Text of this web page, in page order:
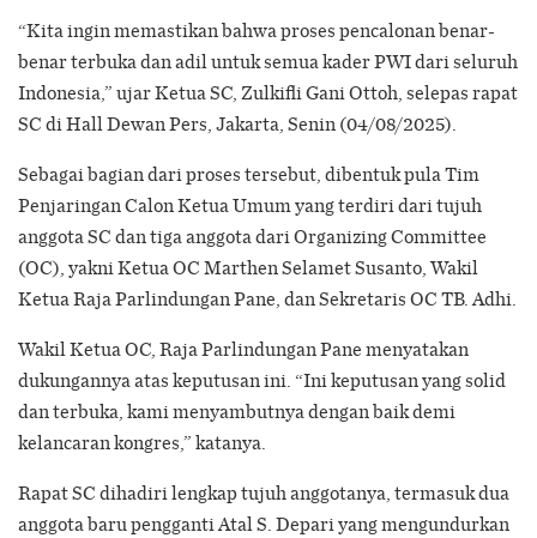
“Kita ingin memastikan bahwa proses pencalonan benar-
benar terbuka dan adil untuk semua kader PWI dari seluruh
Indonesia,” ujar Ketua SC, Zulkifli Gani Ottoh, selepas rapat
SC di Hall Dewan Pers, Jakarta, Senin (04/08/2025).
Sebagai bagian dari proses tersebut, dibentuk pula Tim
Penjaringan Calon Ketua Umum yang terdiri dari tujuh
anggota SC dan tiga anggota dari Organizing Committee
(OC), yakni Ketua OC Marthen Selamet Susanto, Wakil
Ketua Raja Parlindungan Pane, dan Sekretaris OC TB. Adhi.
Wakil Ketua OC, Raja Parlindungan Pane menyatakan
dukungannya atas keputusan ini. “Ini keputusan yang solid
dan terbuka, kami menyambutnya dengan baik demi
kelancaran kongres,” katanya.
Rapat SC dihadiri lengkap tujuh anggotanya, termasuk dua
anggota baru pengganti Atal S. Depari yang mengundurkan